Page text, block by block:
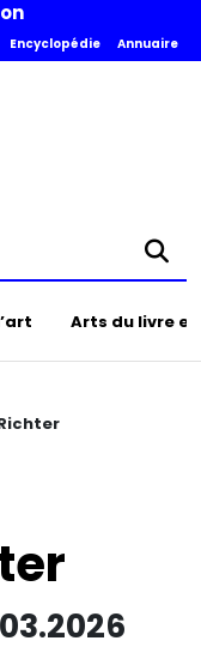
Encyclopédie Annuaire
Arts du livre